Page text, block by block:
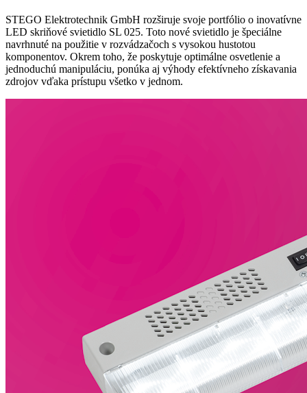
STEGO Elektrotechnik GmbH rozširuje svoje portfólio o inovatívne
LED skriňové svietidlo SL 025. Toto nové svietidlo je špeciálne
navrhnuté na použitie v rozvádzačoch s vysokou hustotou
komponentov. Okrem toho, že poskytuje optimálne osvetlenie a
jednoduchú manipuláciu, ponúka aj výhody efektívneho získavania
zdrojov vďaka prístupu všetko v jednom.